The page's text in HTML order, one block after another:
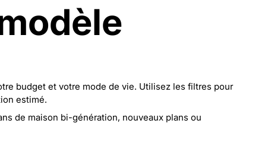
budget et votre mode de vie. Utilisez les filtres pour
estimé.
de maison bi-génération, nouveaux plans ou